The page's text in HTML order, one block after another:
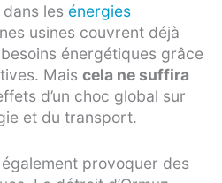
les énergies
usines couvrent déjà
besoins énergétiques grâce
Mais cela ne suffira
d’un choc global sur
et du transport.
provoquer des